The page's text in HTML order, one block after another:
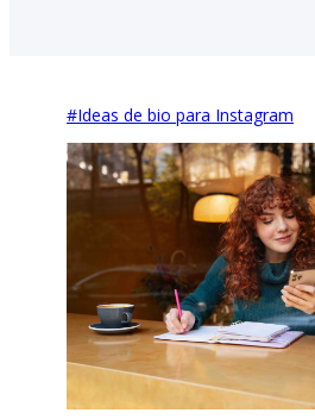
#Ideas de bio para Instagram